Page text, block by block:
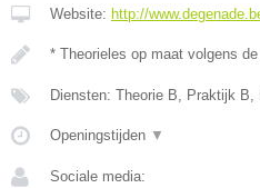
Website: http://
* Theorieles op maat volgens
Diensten: Theorie B, Praktijk B,
Openingstijden ▼
Sociale media: